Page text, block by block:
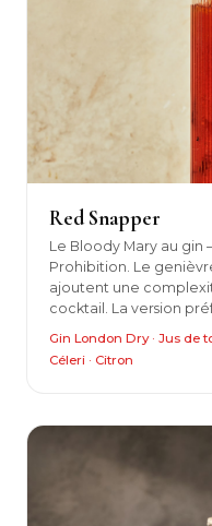
Red Snapper
Le Bloody Mary au gin
Prohibition. Le
ajoutent une
cocktail. La version
Gin London Dry · Jus de
Céleri · Citron